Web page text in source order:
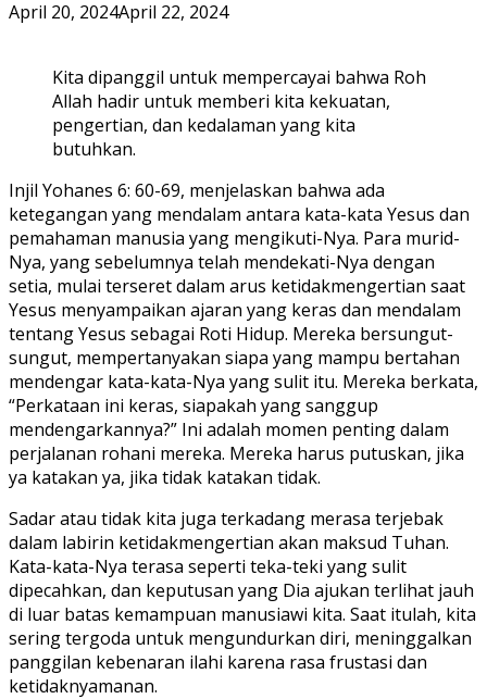
April 20, 2024April 22, 2024
Kita dipanggil untuk mempercayai bahwa Roh
Allah hadir untuk memberi kita kekuatan,
pengertian, dan kedalaman yang kita
butuhkan.
Injil Yohanes 6: 60-69, menjelaskan bahwa ada
ketegangan yang mendalam antara kata-kata Yesus dan
pemahaman manusia yang mengikuti-Nya. Para murid-
Nya, yang sebelumnya telah mendekati-Nya dengan
setia, mulai terseret dalam arus ketidakmengertian saat
Yesus menyampaikan ajaran yang keras dan mendalam
tentang Yesus sebagai Roti Hidup. Mereka bersungut-
sungut, mempertanyakan siapa yang mampu bertahan
mendengar kata-kata-Nya yang sulit itu. Mereka berkata,
“Perkataan ini keras, siapakah yang sanggup
mendengarkannya?” Ini adalah momen penting dalam
perjalanan rohani mereka. Mereka harus putuskan, jika
ya katakan ya, jika tidak katakan tidak.
Sadar atau tidak kita juga terkadang merasa terjebak
dalam labirin ketidakmengertian akan maksud Tuhan.
Kata-kata-Nya terasa seperti teka-teki yang sulit
dipecahkan, dan keputusan yang Dia ajukan terlihat jauh
di luar batas kemampuan manusiawi kita. Saat itulah, kita
sering tergoda untuk mengundurkan diri, meninggalkan
panggilan kebenaran ilahi karena rasa frustasi dan
ketidaknyamanan.